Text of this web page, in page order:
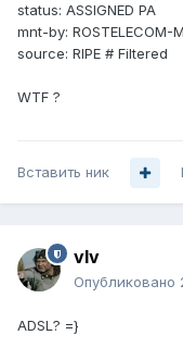
status: ASSIGNED PA
mnt-by: ROSTELECOM-
source: RIPE # Filtered
WTF ?
Вставить ник
vIv
Опубликовано
ADSL? =}